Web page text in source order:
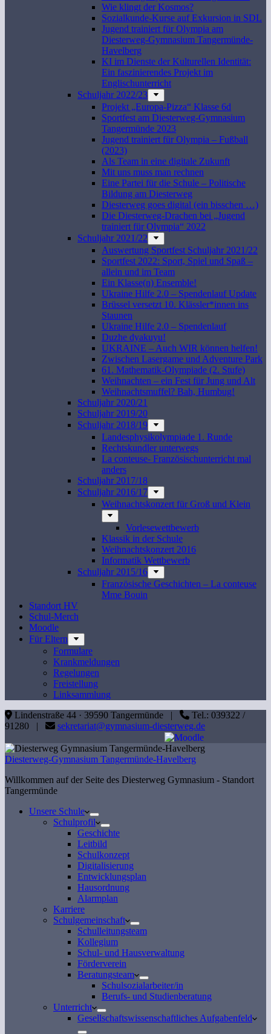
Wie klingt der Kosmos?
Sozialkunde-Kurse auf Exkursion in SDL
Jugend trainiert für Olympia am
Diesterweg-Gymnasium Tangermünde-
Havelberg
KI im Dienste der Kulturellen Identität:
Ein faszinierendes Projekt im
Englischunterricht
Schuljahr 2022/23
Projekt „Europa-Pizza“ Klasse 6d
Sportfest am Diesterweg-Gymnasium
Tangermünde 2023
Jugend trainiert für Olympia – Fußball
(2023)
Als Team in eine digitale Zukunft
Mit uns muss man rechnen
Eine Partei für die Schule – Politische
Bildung am Diesterweg
Diesterweg goes digital (ein bisschen …)
Die Diesterweg-Drachen bei „Jugend
trainiert für Olympia“ 2022
Schuljahr 2021/22
Auswertung Sportfest Schuljahr 2021/22
Sportfest 2022: Sport, Spiel und Spaß –
allein und im Team
Ein Klasse(n) Ensemble!
Ukraine Hilfe 2.0 – Spendenlauf Update
Brüssel versetzt 10. Klässler*innen ins
Staunen
Ukraine Hilfe 2.0 – Spendenlauf
Duzhe dyakuyu!
UKRAINE – Auch WIR können helfen!
Zwischen Lasergame und Adventure Park
61. Mathematik-Olympiade (2. Stufe)
Weihnachten – ein Fest für Jung und Alt
Weihnachtsmuffel? Bah, Humbug!
Schuljahr 2020/21
Schuljahr 2019/20
Schuljahr 2018/19
Landesphysikolympiade 1. Runde
Rechtskundler unterwegs
La conteuse- Französischunterricht mal
anders
Schuljahr 2017/18
Schuljahr 2016/17
Weihnachtskonzert für Groß und Klein
Vorlesewettbewerb
Klassik in der Schule
Weihnachtskonzert 2016
Informatik Wettbewerb
Schuljahr 2015/16
Französische Geschichten – La conteuse
Mme Bouin
Standort HV
Schul-Merch
Moodle
Für Eltern
Formulare
Krankmeldungen
Regelungen
Freistellung
Linksammlung
Lindenstraße 44 · 39590 Tangermünde |
Tel.: 039322 /
91280 |
sekretariat@gymnasium-diesterweg.de
Diesterweg-Gymnasium Tangermünde-Havelberg
Willkommen auf der Seite des Diesterweg Gymnasium - Standort
Tangermünde
Unsere Schule
Schulprofil
Geschichte
Leitbild
Schulkonzept
Digitalisierung
Entwicklungsplan
Hausordnung
Alarmplan
Karriere
Schulgemeinschaft
Schulleitungsteam
Kollegium
Schul- und Hausverwaltung
Förderverein
Beratungsteam
Schulsozialarbeiter/in
Berufs- und Studienberatung
Unterricht
Gesellschaftswissenschaftliches Aufgabenfeld